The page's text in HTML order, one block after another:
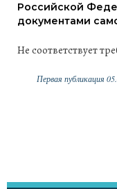
Российской
документами
Не соответствует
Первая публикация